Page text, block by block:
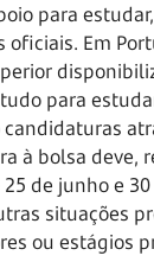
para
Em
para
à bolsa deve,
de junho e
situações
ou estágios